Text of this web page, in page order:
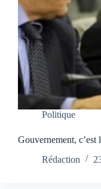
Politique
Gouvernement, c’est
Rédaction